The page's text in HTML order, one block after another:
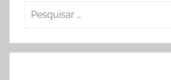
Pesquisar